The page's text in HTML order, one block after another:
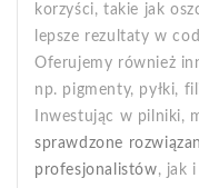
korzyści, takie jak
lepsze rezultaty w
Oferujemy również
np. pigmenty, pyłki,
Inwestując w pilniki,
sprawdzone
profesjonalistów, jak